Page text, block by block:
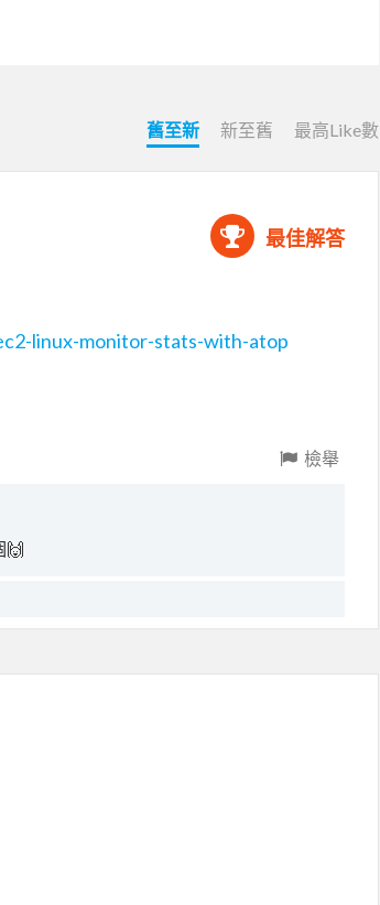
舊至新 新至舊 最高Like數
最佳解答
linux-monitor-stats-with-atop
檢舉
🙌